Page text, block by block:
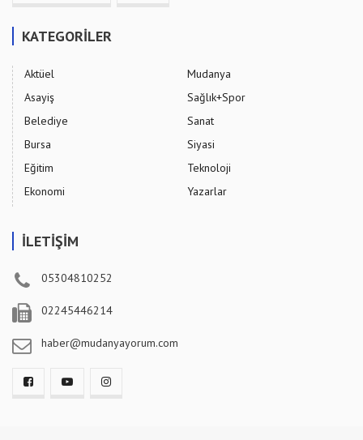
KATEGORİLER
Aktüel
Asayiş
Belediye
Bursa
Eğitim
Ekonomi
Mudanya
Sağlık+Spor
Sanat
Siyasi
Teknoloji
Yazarlar
İLETİŞİM
05304810252
02245446214
haber@mudanyayorum.com